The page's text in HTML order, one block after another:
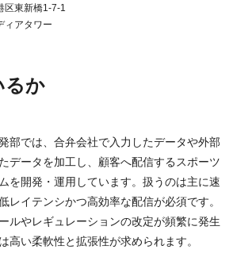
るか
部では、合弁会社で入力したデータや外部
データを加工し、顧客へ配信するスポーツ
を開発・運用しています。扱うのは主に速
レイテンシかつ高効率な配信が必須です。
ルやレギュレーションの改定が頻繁に発生
高い柔軟性と拡張性が求められます。
区東新橋1-7-1
ィアタワー